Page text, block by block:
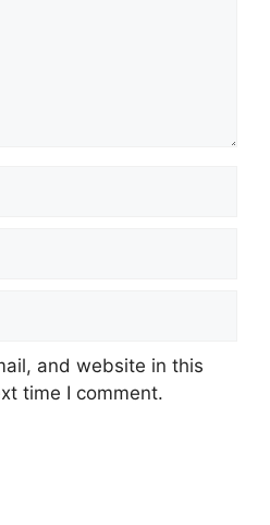
and website in this
time I comment.